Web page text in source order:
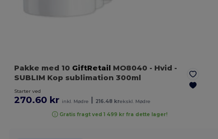
Pakke med 10 GiftRetail MO8040 - Hvid -
SUBLIM Kop sublimation 300ml
Starter ved
270.60 kr inkl. Mødre 216.48 krekskl. Mødre
Gratis fragt ved 1 499 kr fra dette lager!